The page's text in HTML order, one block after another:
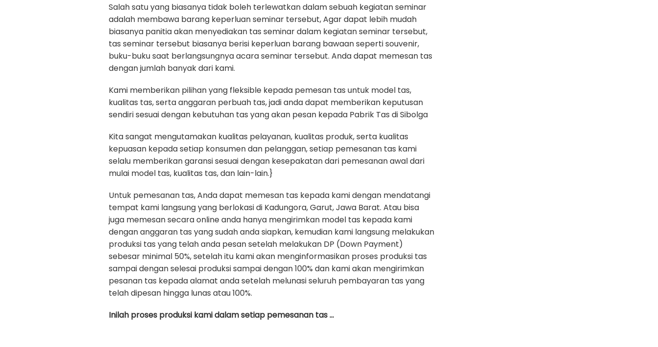
Salah satu yang biasanya tidak boleh terlewatkan dalam sebuah kegiatan seminar
adalah membawa barang keperluan seminar tersebut, Agar dapat lebih mudah
biasanya panitia akan menyediakan tas seminar dalam kegiatan seminar tersebut,
tas seminar tersebut biasanya berisi keperluan barang bawaan seperti souvenir,
buku-buku saat berlangsungnya acara seminar tersebut. Anda dapat memesan tas
dengan jumlah banyak dari kami.
Kami memberikan pilihan yang fleksible kepada pemesan tas untuk model tas,
kualitas tas, serta anggaran perbuah tas, jadi anda dapat memberikan keputusan
sendiri sesuai dengan kebutuhan tas yang akan pesan kepada Pabrik Tas di Sibolga
Kita sangat mengutamakan kualitas pelayanan, kualitas produk, serta kualitas
kepuasan kepada setiap konsumen dan pelanggan, setiap pemesanan tas kami
selalu memberikan garansi sesuai dengan kesepakatan dari pemesanan awal dari
mulai model tas, kualitas tas, dan lain-lain.}
Untuk pemesanan tas, Anda dapat memesan tas kepada kami dengan mendatangi
tempat kami langsung yang berlokasi di Kadungora, Garut, Jawa Barat. Atau bisa
juga memesan secara online anda hanya mengirimkan model tas kepada kami
dengan anggaran tas yang sudah anda siapkan, kemudian kami langsung melakukan
produksi tas yang telah anda pesan setelah melakukan DP (Down Payment)
sebesar minimal 50%, setelah itu kami akan menginformasikan proses produksi tas
sampai dengan selesai produksi sampai dengan 100% dan kami akan mengirimkan
pesanan tas kepada alamat anda setelah melunasi seluruh pembayaran tas yang
telah dipesan hingga lunas atau 100%.
Inilah proses produksi kami dalam setiap pemesanan tas …